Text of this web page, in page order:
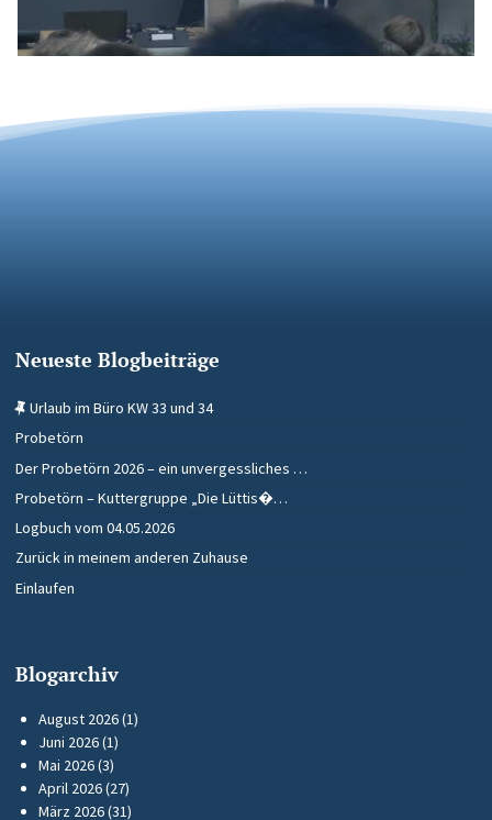
Neueste Blogbeiträge
Urlaub im Büro KW 33 und 34
Probetörn
Der Probetörn 2026 – ein unvergessliches …
Probetörn – Kuttergruppe „Die Lüttis�…
Logbuch vom 04.05.2026
Zurück in meinem anderen Zuhause
Einlaufen
Blogarchiv
August 2026(1)
Juni 2026(1)
Mai 2026(3)
April 2026(27)
März 2026(31)